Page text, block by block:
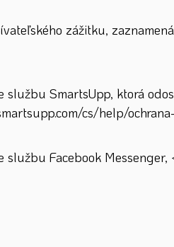
zážitku,
službu SmartsUpp, ktorá
cs/help/
službu Facebook